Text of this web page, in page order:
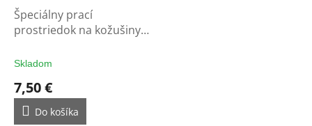
Špeciálny prací
prostriedok na kožušiny,
Skladom
7,50 €
Do košíka